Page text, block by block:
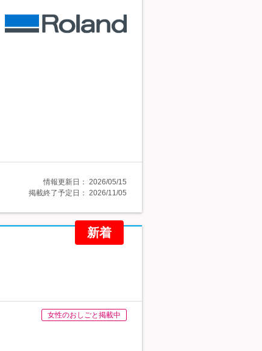
情報更新日： 2026/05/15
掲載終了予定日： 2026/11/05
新着
女性のおしごと掲載中